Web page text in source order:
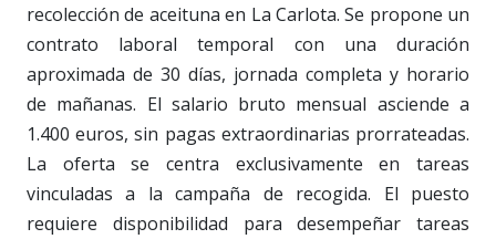
recolección de aceituna en La Carlota. Se propone un
contrato laboral temporal con una duración
aproximada de 30 días, jornada completa y horario
de mañanas. El salario bruto mensual asciende a
1.400 euros, sin pagas extraordinarias prorrateadas.
La oferta se centra exclusivamente en tareas
vinculadas a la campaña de recogida. El puesto
requiere disponibilidad para desempeñar tareas